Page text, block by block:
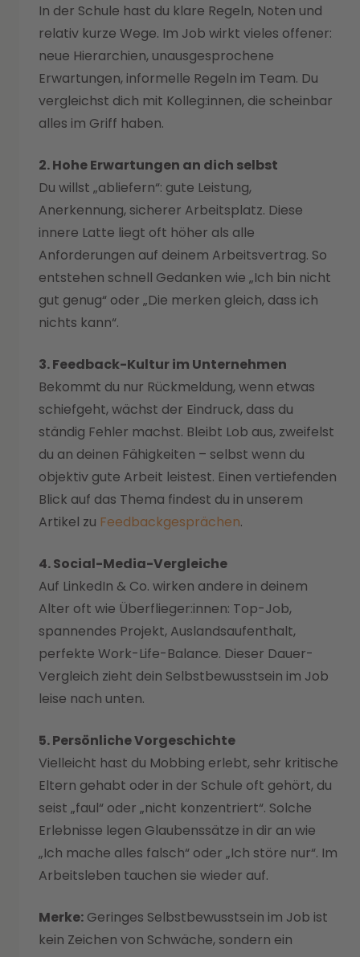
In der Schule hast du klare Regeln, Noten und
relativ kurze Wege. Im Job wirkt vieles offener:
neue Hierarchien, unausgesprochene
Erwartungen, informelle Regeln im Team. Du
vergleichst dich mit Kolleg:innen, die scheinbar
alles im Griff haben.
2. Hohe Erwartungen an dich selbst
Du willst „abliefern“: gute Leistung,
Anerkennung, sicherer Arbeitsplatz. Diese
innere Latte liegt oft höher als alle
Anforderungen auf deinem Arbeitsvertrag. So
entstehen schnell Gedanken wie „Ich bin nicht
gut genug“ oder „Die merken gleich, dass ich
nichts kann“.
3. Feedback-Kultur im Unternehmen
Bekommt du nur Rückmeldung, wenn etwas
schiefgeht, wächst der Eindruck, dass du
ständig Fehler machst. Bleibt Lob aus, zweifelst
du an deinen Fähigkeiten – selbst wenn du
objektiv gute Arbeit leistest. Einen vertiefenden
Blick auf das Thema findest du in unserem
Artikel zu Feedbackgesprächen.
4. Social-Media-Vergleiche
Auf LinkedIn & Co. wirken andere in deinem
Alter oft wie Überflieger:innen: Top-Job,
spannendes Projekt, Auslandsaufenthalt,
perfekte Work-Life-Balance. Dieser Dauer-
Vergleich zieht dein Selbstbewusstsein im Job
leise nach unten.
5. Persönliche Vorgeschichte
Vielleicht hast du Mobbing erlebt, sehr kritische
Eltern gehabt oder in der Schule oft gehört, du
seist „faul“ oder „nicht konzentriert“. Solche
Erlebnisse legen Glaubenssätze in dir an wie
„Ich mache alles falsch“ oder „Ich störe nur“. Im
Arbeitsleben tauchen sie wieder auf.
Merke: Geringes Selbstbewusstsein im Job ist
kein Zeichen von Schwäche, sondern ein